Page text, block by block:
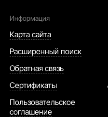
Информация
Карта сайта
Расширенный поиск
Обратная связь
Сертификаты
Пользовательское
соглашение